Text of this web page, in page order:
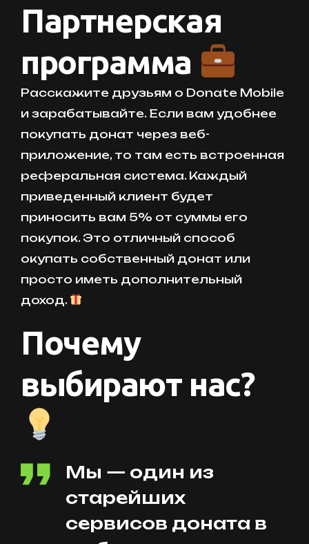
Партнерская
программа
Расскажите друзьям о Donate Mobile
и зарабатывайте. Если вам удобнее
покупать донат через веб-
приложение, то там есть встроенная
реферальная система. Каждый
приведенный клиент будет
приносить вам 5% от суммы его
покупок. Это отличный способ
окупать собственный донат или
просто иметь дополнительный
доход.
Почему
выбирают нас?
Мы — один из
старейших
сервисов доната в